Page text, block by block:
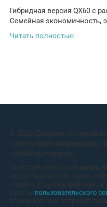
Гибридная версия QX60 с
Семейная экономичность,
Читать полностью
© 2026 Драйвер.
сайта строго запрещено и
судебном порядке
Этот сайт использует cookie
Продолжая использовать
на работу с этими файлами, а
пункты пользовательского
возникновении вопросов